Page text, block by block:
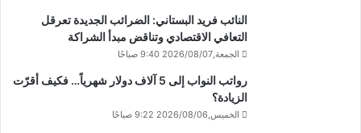
النائب فريد البستاني: الضرائب الجديدة تعرقل
التعافي الاقتصادي وتناقض مبدأ الشراكة
الجمعة,2026/08/07 9:40 صباحًا
رواتب النواب إلى 5 آلاف دولار شهرياً… فكيف أقرّت
الزيادة؟
الخميس,2026/08/06 9:22 صباحًا